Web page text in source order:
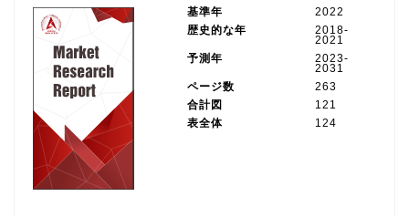
基準年
2022
歴史的な年
2018-
2021
予測年
2023-
2031
ページ数
263
合計図
121
表全体
124